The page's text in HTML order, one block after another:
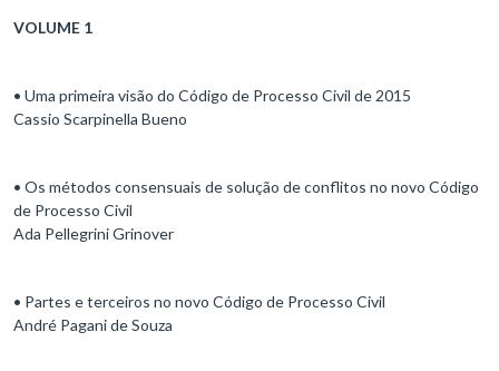
VOLUME 1
• Uma primeira visão do Código de Processo Civil de 2015
Cassio Scarpinella Bueno
• Os métodos consensuais de solução de conflitos no novo Código
de Processo Civil
Ada Pellegrini Grinover
• Partes e terceiros no novo Código de Processo Civil
André Pagani de Souza